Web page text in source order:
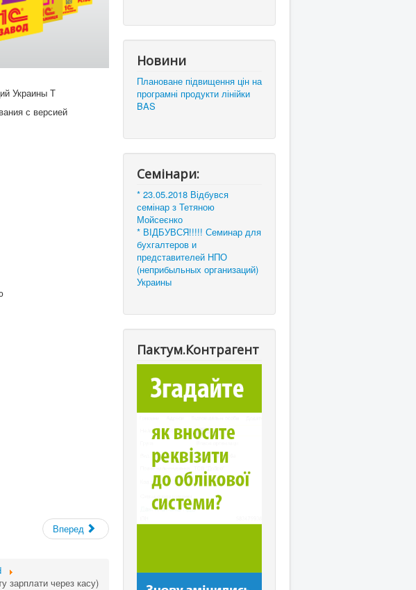
Украины Т
с версией
Вперед
зарплати через касу)
Новини
Плановане підвищення цін на
програмні продукти лінійки
BAS
Семінари:
* 23.05.2018 Відбувся
семінар з Тетяною
Мойсеєнко
* ВІДБУВСЯ!!!!! Семинар для
бухгалтеров и
представителей НПО
(неприбыльных организаций)
Украины
Пактум.Контрагент